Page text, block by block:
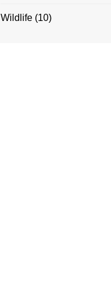
Wildlife (10)